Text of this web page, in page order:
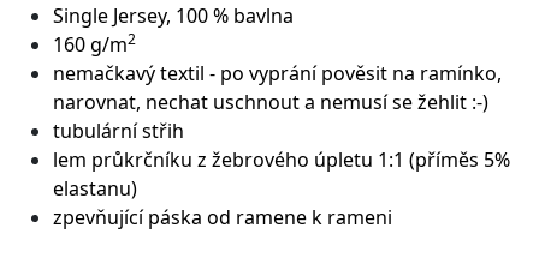
Single Jersey, 100 % bavlna
160 g/m2
nemačkavý textil - po vyprání pověsit na ramínko,
narovnat, nechat uschnout a nemusí se žehlit :-)
tubulární střih
lem průkrčníku z žebrového úpletu 1:1 (příměs 5%
elastanu)
zpevňující páska od ramene k rameni